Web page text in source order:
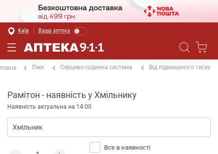
Київ Ваша аптека
Ліки Серцево-судинна система Від підвищеного тиску
Рамітон - наявність у Хмільнику
Наявність актуальна на 14:00
Все в наявності